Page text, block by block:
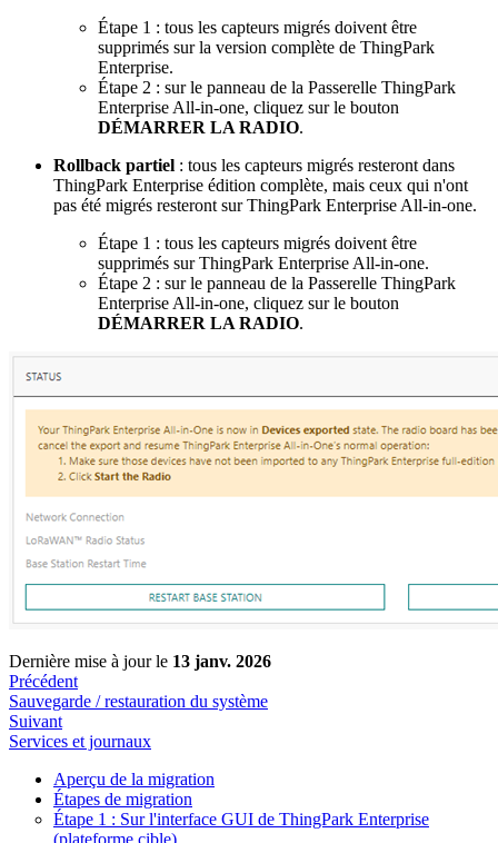
Étape 1 : tous les capteurs migrés doivent être
supprimés sur la version complète de ThingPark
Enterprise.
Étape 2 : sur le panneau de la Passerelle ThingPark
Enterprise All-in-one, cliquez sur le bouton
DÉMARRER LA RADIO.
Rollback partiel : tous les capteurs migrés resteront dans
ThingPark Enterprise édition complète, mais ceux qui n'ont
pas été migrés resteront sur ThingPark Enterprise All-in-one.
Étape 1 : tous les capteurs migrés doivent être
supprimés sur ThingPark Enterprise All-in-one.
Étape 2 : sur le panneau de la Passerelle ThingPark
Enterprise All-in-one, cliquez sur le bouton
DÉMARRER LA RADIO.
Dernière mise à jourle 13 janv. 2026
Précédent
Sauvegarde / restauration du système
Suivant
Services et journaux
Aperçu de la migration
Étapes de migration
Étape 1 : Sur l'interface GUI de ThingPark Enterprise
(plateforme cible)